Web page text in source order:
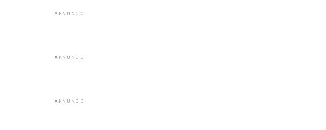
ANNUNCIO
ANNUNCIO
ANNUNCIO